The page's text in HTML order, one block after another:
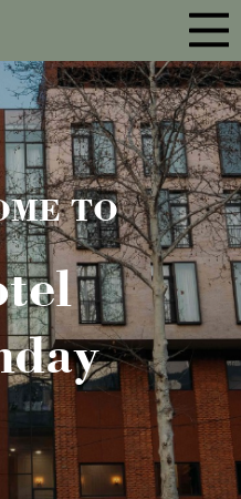
TO